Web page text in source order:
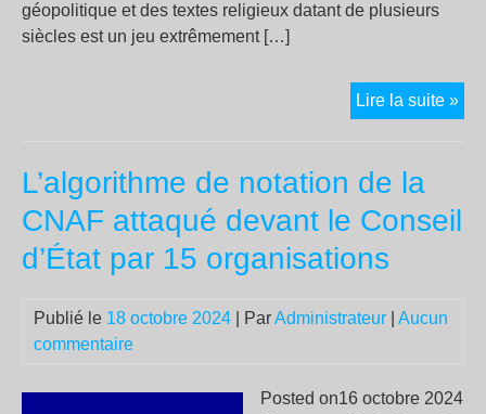
géopolitique et des textes religieux datant de plusieurs
siècles est un jeu extrêmement […]
Lire la suite »
en
L’algorithme de notation de la
CNAF attaqué devant le Conseil
d’État par 15 organisations
Publié le 18 octobre 2024 | ParAdministrateur
Aucun
commentaire
Posted on16 octobre 2024